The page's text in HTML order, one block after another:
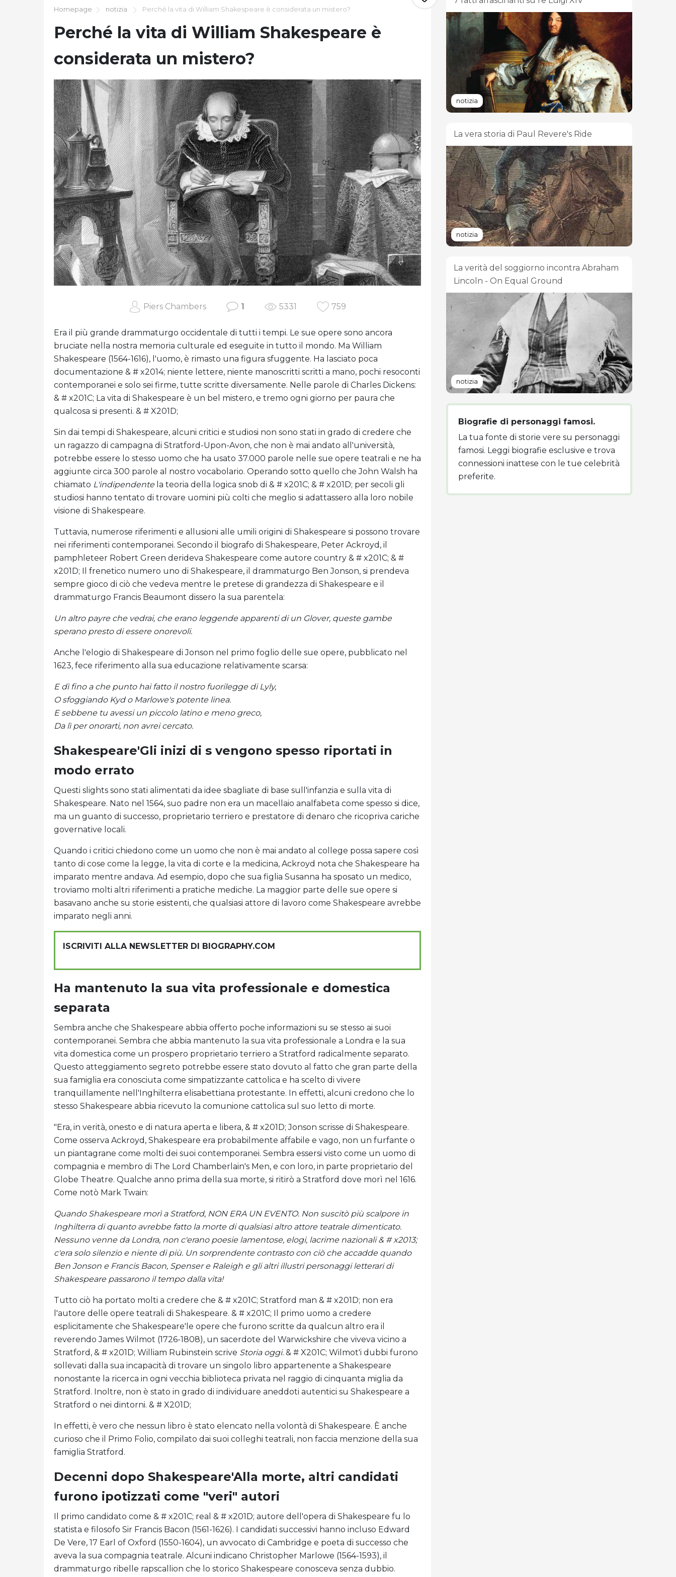
Homepage notizia Perché la vita di William Shakespeare è considerata un mistero?
Perché la vita di William Shakespeare è
considerata un mistero?
Piers Chambers 1 5331 759
Era il più grande drammaturgo occidentale di tutti i tempi. Le sue opere sono ancora
bruciate nella nostra memoria culturale ed eseguite in tutto il mondo. Ma William
Shakespeare (1564-1616), l'uomo, è rimasto una figura sfuggente. Ha lasciato poca
documentazione & # x2014; niente lettere, niente manoscritti scritti a mano, pochi resoconti
contemporanei e solo sei firme, tutte scritte diversamente. Nelle parole di Charles Dickens:
& # x201C; La vita di Shakespeare è un bel mistero, e tremo ogni giorno per paura che
qualcosa si presenti. & # X201D;
Sin dai tempi di Shakespeare, alcuni critici e studiosi non sono stati in grado di credere che
un ragazzo di campagna di Stratford-Upon-Avon, che non è mai andato all'università,
potrebbe essere lo stesso uomo che ha usato 37.000 parole nelle sue opere teatrali e ne ha
aggiunte circa 300 parole al nostro vocabolario. Operando sotto quello che John Walsh ha
chiamato L'indipendentela teoria della logica snob di & # x201C; & # x201D; per secoli gli
studiosi hanno tentato di trovare uomini più colti che meglio si adattassero alla loro nobile
visione di Shakespeare.
Tuttavia, numerose riferimenti e allusioni alle umili origini di Shakespeare si possono trovare
nei riferimenti contemporanei. Secondo il biografo di Shakespeare, Peter Ackroyd, il
pamphleteer Robert Green derideva Shakespeare come autore country & # x201C; & #
x201D; Il frenetico numero uno di Shakespeare, il drammaturgo Ben Jonson, si prendeva
sempre gioco di ciò che vedeva mentre le pretese di grandezza di Shakespeare e il
drammaturgo Francis Beaumont dissero la sua parentela:
Un altro payre che vedrai, che erano leggende apparenti di un Glover, queste gambe
sperano presto di essere onorevoli.
Anche l'elogio di Shakespeare di Jonson nel primo foglio delle sue opere, pubblicato nel
1623, fece riferimento alla sua educazione relativamente scarsa:
E dì fino a che punto hai fatto il nostro fuorilegge di Lyly,
O sfoggiando Kyd o Marlowe's potente linea.
E sebbene tu avessi un piccolo latino e meno greco,
Da lì per onorarti, non avrei cercato.
Shakespeare'Gli inizi di s vengono spesso riportati in
modo errato
Questi slights sono stati alimentati da idee sbagliate di base sull'infanzia e sulla vita di
Shakespeare. Nato nel 1564, suo padre non era un macellaio analfabeta come spesso si dice,
ma un guanto di successo, proprietario terriero e prestatore di denaro che ricopriva cariche
governative locali.
Quando i critici chiedono come un uomo che non è mai andato al college possa sapere così
tanto di cose come la legge, la vita di corte e la medicina, Ackroyd nota che Shakespeare ha
imparato mentre andava. Ad esempio, dopo che sua figlia Susanna ha sposato un medico,
troviamo molti altri riferimenti a pratiche mediche. La maggior parte delle sue opere si
basavano anche su storie esistenti, che qualsiasi attore di lavoro come Shakespeare avrebbe
imparato negli anni.
ISCRIVITI ALLA NEWSLETTER DI BIOGRAPHY.COM
Ha mantenuto la sua vita professionale e domestica
separata
Sembra anche che Shakespeare abbia offerto poche informazioni su se stesso ai suoi
contemporanei. Sembra che abbia mantenuto la sua vita professionale a Londra e la sua
vita domestica come un prospero proprietario terriero a Stratford radicalmente separato.
Questo atteggiamento segreto potrebbe essere stato dovuto al fatto che gran parte della
sua famiglia era conosciuta come simpatizzante cattolica e ha scelto di vivere
tranquillamente nell'Inghilterra elisabettiana protestante. In effetti, alcuni credono che lo
stesso Shakespeare abbia ricevuto la comunione cattolica sul suo letto di morte.
"Era, in verità, onesto e di natura aperta e libera, & # x201D; Jonson scrisse di Shakespeare.
Come osserva Ackroyd, Shakespeare era probabilmente affabile e vago, non un furfante o
un piantagrane come molti dei suoi contemporanei. Sembra essersi visto come un uomo di
compagnia e membro di The Lord Chamberlain's Men, e con loro, in parte proprietario del
Globe Theatre. Qualche anno prima della sua morte, si ritirò a Stratford dove morì nel 1616.
Come notò Mark Twain:
Quando Shakespeare morì a Stratford, NON ERA UN EVENTO. Non suscitò più scalpore in
Inghilterra di quanto avrebbe fatto la morte di qualsiasi altro attore teatrale dimenticato.
Nessuno venne da Londra, non c'erano poesie lamentose, elogi, lacrime nazionali & # x2013;
c'era solo silenzio e niente di più. Un sorprendente contrasto con ciò che accadde quando
Ben Jonson e Francis Bacon, Spenser e Raleigh e gli altri illustri personaggi letterari di
Shakespeare passarono il tempo dalla vita!
Tutto ciò ha portato molti a credere che & # x201C; Stratford man & # x201D; non era
l'autore delle opere teatrali di Shakespeare. & # x201C; Il primo uomo a credere
esplicitamente che Shakespeare'le opere che furono scritte da qualcun altro era il
reverendo James Wilmot (1726-1808), un sacerdote del Warwickshire che viveva vicino a
Stratford, & # x201D; William Rubinstein scrive Storia oggi. & # X201C; Wilmot'i dubbi furono
sollevati dalla sua incapacità di trovare un singolo libro appartenente a Shakespeare
nonostante la ricerca in ogni vecchia biblioteca privata nel raggio di cinquanta miglia da
Stratford. Inoltre, non è stato in grado di individuare aneddoti autentici su Shakespeare a
Stratford o nei dintorni. & # X201D;
In effetti, è vero che nessun libro è stato elencato nella volontà di Shakespeare. È anche
curioso che il Primo Folio, compilato dai suoi colleghi teatrali, non faccia menzione della sua
famiglia Stratford.
Decenni dopo Shakespeare'Alla morte, altri candidati
furono ipotizzati come "veri" autori
Il primo candidato come & # x201C; real & # x201D; autore dell'opera di Shakespeare fu lo
statista e filosofo Sir Francis Bacon (1561-1626). I candidati successivi hanno incluso Edward
De Vere, 17 Earl of Oxford (1550-1604), un avvocato di Cambridge e poeta di successo che
aveva la sua compagnia teatrale. Alcuni indicano Christopher Marlowe (1564-1593), il
drammaturgo ribelle rapscallion che lo storico Shakespeare conosceva senza dubbio.
notizia
La vera storia di Paul Revere's Ride
notizia
La verità del soggiorno incontra Abraham
Lincoln - On Equal Ground
notizia
Biografie di personaggi famosi.
La tua fonte di storie vere su personaggi
famosi. Leggi biografie esclusive e trova
connessioni inattese con le tue celebrità
preferite.